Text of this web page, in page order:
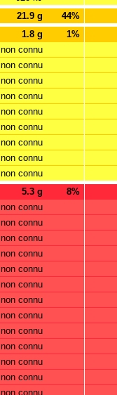
21.9 g
44%
1.8 g
1%
non connu
non connu
non connu
non connu
non connu
non connu
non connu
non connu
non connu
5.3 g
8%
non connu
non connu
non connu
non connu
non connu
non connu
non connu
non connu
non connu
non connu
non connu
non connu
non connu